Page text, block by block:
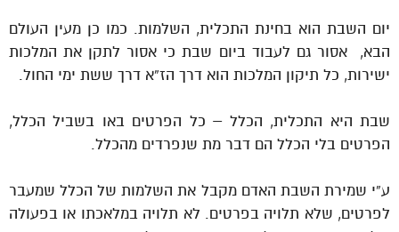
יום השבת הוא בחינת התכלית, השלמות. כמו כן מעין העולם
הבא, אסור גם לעבוד ביום שבת כי אסור לתקן את המלכות
ישירות, כל תיקון המלכות הוא דרך הז”א דרך ששת ימי החול.
שבת היא התכלית, הכלל – כל הפרטים באו בשביל הכלל,
הפרטים בלי הכלל הם דבר מת שנפרדים מהכלל.
ע”י שמירת השבת האדם מקבל את השלמות של הכלל שמעבר
לפרטים, שלא תלויה בפרטים. לא תלויה במלאכתו או בפעולה